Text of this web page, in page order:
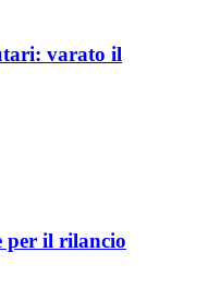
varato il
per il rilancio